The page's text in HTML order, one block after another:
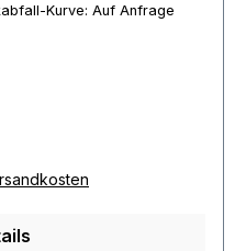
Kurve: Auf Anfrage